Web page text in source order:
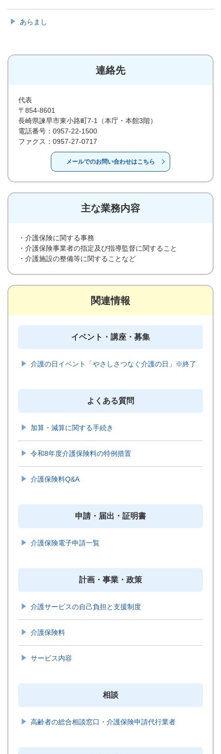
あらまし
連絡先
代表
〒854-8601
長崎県諫早市東小路町7-1（本庁・本館3階）
電話番号：0957-22-1500
ファクス：0957-27-0717
メールでのお問い合わせはこちら
主な業務内容
・介護保険に関する事務
・介護保険事業者の指定及び指導監督に関すること
・介護施設の整備等に関することなど
関連情報
イベント・講座・募集
介護の日イベント「やさしさつなぐ介護の日」※終了
よくある質問
加算・減算に関する手続き
令和8年度介護保険料の特例措置
介護保険料Q&A
申請・届出・証明書
介護保険電子申請一覧
計画・事業・政策
介護サービスの自己負担と支援制度
介護保険料
サービス内容
相談
高齢者の総合相談窓口・介護保険申請代行業者